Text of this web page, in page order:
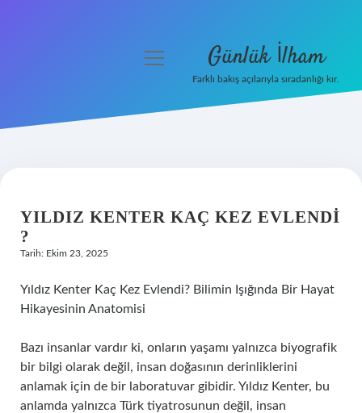
Hakkımızda
menüyü
Günlük İlham
Farklı bakış açılarıyla sıradanlığı kır.
YILDIZ KENTER KAÇ KEZ EVLENDI
?
Tarih: Ekim 23, 2025
Yıldız Kenter Kaç Kez Evlendi? Bilimin Işığında Bir Hayat
Hikayesinin Anatomisi
Bazı insanlar vardır ki, onların yaşamı yalnızca biyografik
bir bilgi olarak değil, insan doğasının derinliklerini
anlamak için de bir laboratuvar gibidir. Yıldız Kenter, bu
anlamda yalnızca Türk tiyatrosunun değil, insan